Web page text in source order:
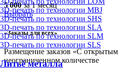
3D-печать по технологии MBJ
3D-печать по технологии SHS
3D-печать по технологии SLA
3D-печать по технологии SLM
3D-печать по технологии SLS
Литьё металла
5 000 за 1 месяц
Выбрать
«Заказы для всех»
Размещение заказов «С
неограниченном количестве